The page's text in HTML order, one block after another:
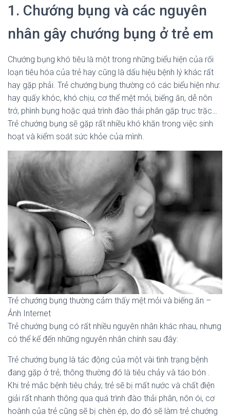
1. Chướng bụng và các nguyên
nhân gây chướng bụng ở trẻ em
Chướng bụng khó tiêu là một trong những biểu hiện của rối
loạn tiêu hóa của trẻ hay cũng là dấu hiệu bệnh lý khác rất
hay gặp phải. Trẻ chướng bụng thường có các biểu hiện như:
hay quấy khóc, khó chịu, cơ thể mệt mỏi, biếng ăn, dễ nôn
trớ, phình bụng hoặc quá trình đào thải phân gặp trục trặc…
Trẻ chướng bụng sẽ gặp rất nhiều khó khăn trong việc sinh
hoạt và kiểm soát sức khỏe của mình.
Trẻ chướng bụng thường cảm thấy mệt mỏi và biếng ăn –
Ảnh Internet
Trẻ chướng bụng có rất nhiều nguyên nhân khác nhau, nhưng
có thể kể đến những nguyên nhân chính sau đây:
Trẻ chướng bụng là tác động của một vài tình trạng bệnh
đang gặp ở trẻ, thông thường đó là tiêu chảy và táo bón .
Khi trẻ mắc bệnh tiêu chảy, trẻ sẽ bị mất nước và chất điện
giải rất nhanh thông qua quá trình đào thải phân, nôn ói, cơ
hoành của trẻ cũng sẽ bị chèn ép, do đó sẽ làm trẻ chướng